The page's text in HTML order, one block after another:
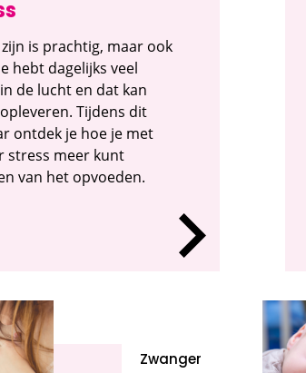
is prachtig, maar ook
hebt dagelijks veel
de lucht en dat kan
Tijdens dit
ontdek je hoe je met
stress meer kunt
van het opvoeden.
Zwanger